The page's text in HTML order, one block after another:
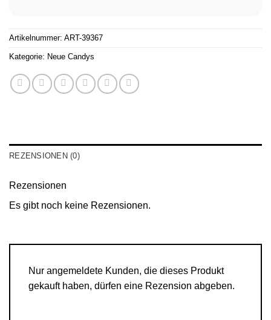
Artikelnummer: ART-39367
Kategorie: Neue Candys
REZENSIONEN (0)
Rezensionen
Es gibt noch keine Rezensionen.
Nur angemeldete Kunden, die dieses Produkt
gekauft haben, dürfen eine Rezension abgeben.